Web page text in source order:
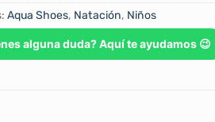
Aqua Shoes, Natación, Niños
alguna duda? Aquí te ayudamos 😉